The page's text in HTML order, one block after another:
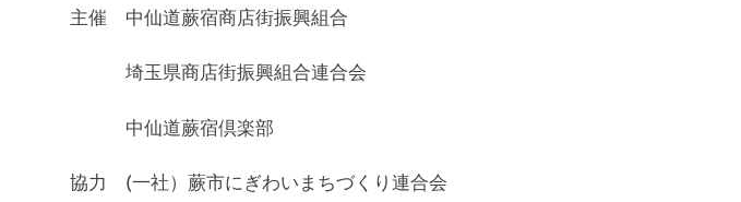
主催 中仙道蕨宿商店街振興組合
埼玉県商店街振興組合連合会
中仙道蕨宿倶楽部
協力 (一社）蕨市にぎわいまちづくり連合会